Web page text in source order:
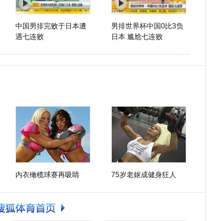
中国男排完败于日本遭
遇七连败
男排世界杯中国0比3负
日本 尴尬七连败
内衣橄榄球赛再吸睛 75岁老妪成健身狂人